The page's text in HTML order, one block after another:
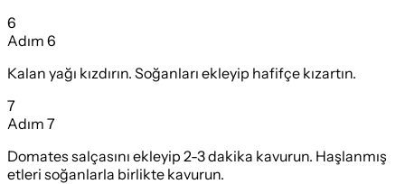
6
Adım 6
Kalan yağı kızdırın. Soğanları ekleyip hafifçe kızartın.
7
Adım 7
Domates salçasını ekleyip 2-3 dakika kavurun. Haşlanmış
etleri soğanlarla birlikte kavurun.